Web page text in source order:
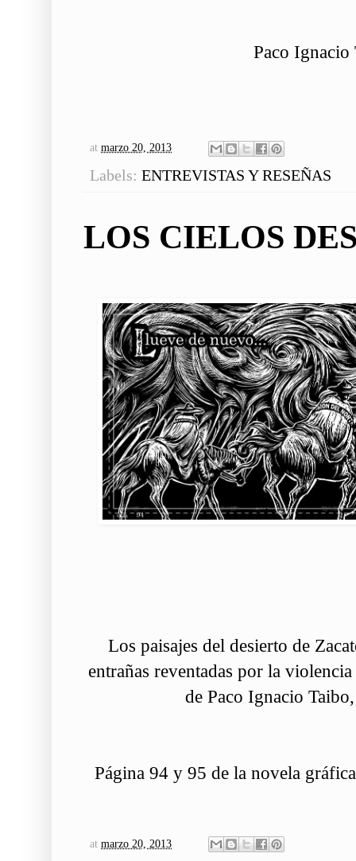
Paco
at marzo 20, 2013
Labels: ENTREVISTAS Y RESEÑAS
LOS CIELOS
Los paisajes del desierto de
entrañas reventadas por la
de Paco Ignacio
Página 94 y 95 de la novela
at marzo 20, 2013